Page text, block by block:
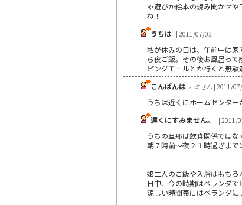
ゃ遊びか絵本の読み聞かせ
ね！
うちは | 2011/07/03
私が休みの日は、午前中は
ら夜ご飯。その後お風呂っ
ピングモールとか行くと無
こんばんは ホミさん | 2011/
うちは近くにホームセンタ
遅くにすみません。
| 2011/
うちの旦那は飲食関係ではな
朝７時前～夜２１時過ぎまで
娘二人のご飯や入浴はもちろ
日中、今の時期はベランダで
涼しい時間帯にはベランダに